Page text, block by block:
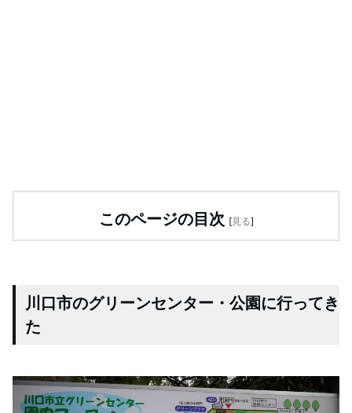
このページの目次 [見る]
川口市のグリーンセンター・公園に行ってき
た